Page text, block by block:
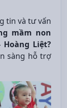
tin và tư vấn
mầm non
Hoàng Liệt?
sàng hỗ trợ